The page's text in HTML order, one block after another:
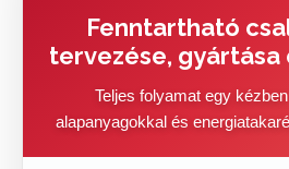
Fenntartható
tervezése,
Teljes folyamat egy
alapanyagokkal és